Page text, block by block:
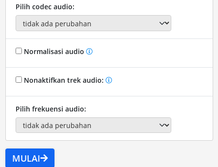
Pilih codec audio:
Normalisasi audio
Nonaktifkan trek audio:
Pilih frekuensi audio:
MULAI